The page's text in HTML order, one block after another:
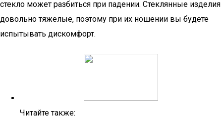
стекло может разбиться при падении. Стеклянные изделия
довольно тяжелые, поэтому при их ношении вы будете
испытывать дискомфорт.
Читайте также: